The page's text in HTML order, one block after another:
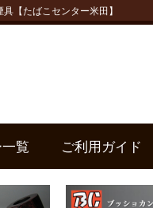
【たばこセンター米田】
覧 ご利用ガイド